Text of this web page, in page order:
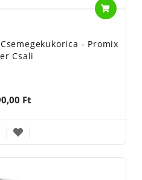
- Promix
Csali
Ft